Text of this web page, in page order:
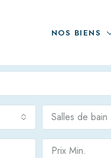
NOS BIENS
Salles de bain
Prix Min.